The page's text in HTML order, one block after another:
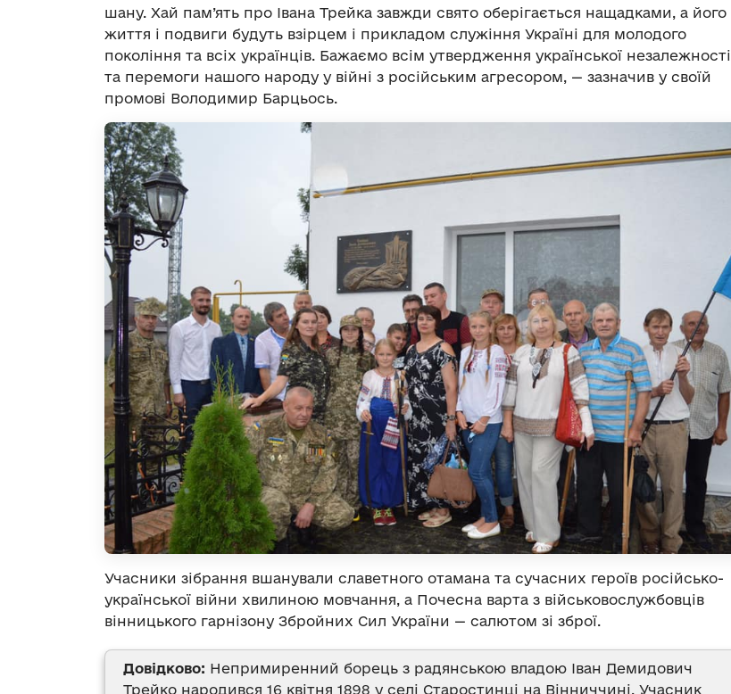
шану. Хай пам’ять про Івана Трейка завжди свято оберігається нащадками, а його
життя і подвиги будуть взірцем і прикладом служіння Україні для молодого
покоління та всіх українців. Бажаємо всім утвердження української незалежності
та перемоги нашого народу у війні з російським агресором, — зазначив у своїй
промові Володимир Барцьось.
Учасники зібрання вшанували славетного отамана та сучасних героїв російсько-
української війни хвилиною мовчання, а Почесна варта з військовослужбовців
вінницького гарнізону Збройних Сил України — салютом зі зброї.
Довідково: Непримиренний борець з радянською владою Іван Демидович
Трейко народився 16 квітня 1898 у селі Старостинці на Вінниччині. Учасник